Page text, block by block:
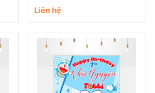
Liên hệ